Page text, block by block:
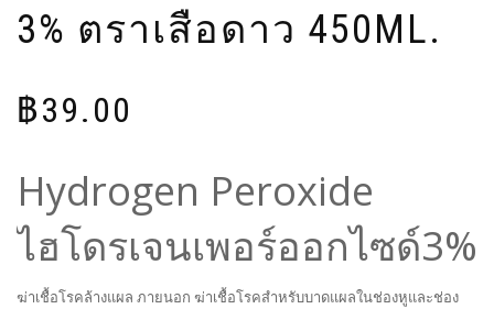
3% ตราเสือดาว 450ML.
฿39.00
Hydrogen Peroxide
ไฮโดรเจนเพอร์ออกไซด์3%
ฆ่าเชื้อโรคล้างแผล ภายนอก ฆ่าเชื้อโรคสำหรับบาดแผลในช่องหูและช่อง